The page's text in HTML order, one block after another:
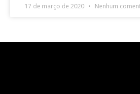
17 de março de 2020 Nenhum